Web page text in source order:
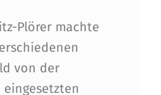
Plörer machte
von der
eingesetzten